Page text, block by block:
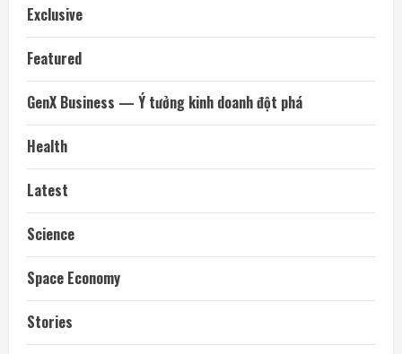
Exclusive
Featured
GenX Business — Ý tưởng kinh doanh đột phá
Health
Latest
Science
Space Economy
Stories